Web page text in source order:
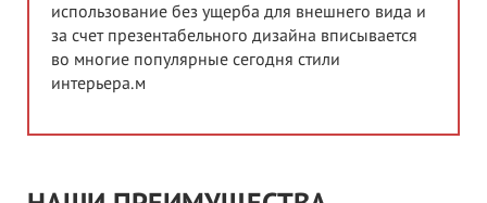
использование без ущерба для внешнего вида и
за счет презентабельного дизайна вписывается
во многие популярные сегодня стили
интерьера.м